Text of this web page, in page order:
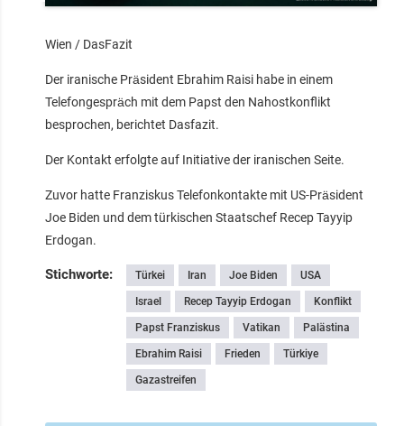
Wien / DasFazit
Der iranische Präsident Ebrahim Raisi habe in einem
Telefongespräch mit dem Papst den Nahostkonflikt
besprochen, berichtet Dasfazit.
Der Kontakt erfolgte auf Initiative der iranischen Seite.
Zuvor hatte Franziskus Telefonkontakte mit US-Präsident
Joe Biden und dem türkischen Staatschef Recep Tayyip
Erdogan.
Stichworte: Türkei Iran Joe Biden USA
Israel Recep Tayyip Erdogan Konflikt
Papst Franziskus Vatikan Palästina
Ebrahim Raisi Frieden Türkiye
Gazastreifen